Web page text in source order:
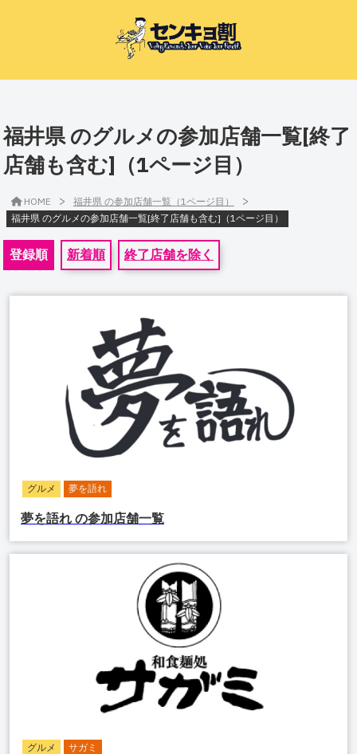
福井県 のグルメの参加店舗一覧[終了
店舗も含む]（1ページ目）
HOME > 福井県 の参加店舗一覧（1ページ目） >
福井県 のグルメの参加店舗一覧[終了店舗も含む]（1ページ目）
登録順 新着順 終了店舗を除く
グルメ 夢を語れ
夢を語れ の参加店舗一覧
グルメ サガミ